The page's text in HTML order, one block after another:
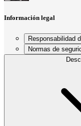
Información legal
Responsabilidad
Normas de